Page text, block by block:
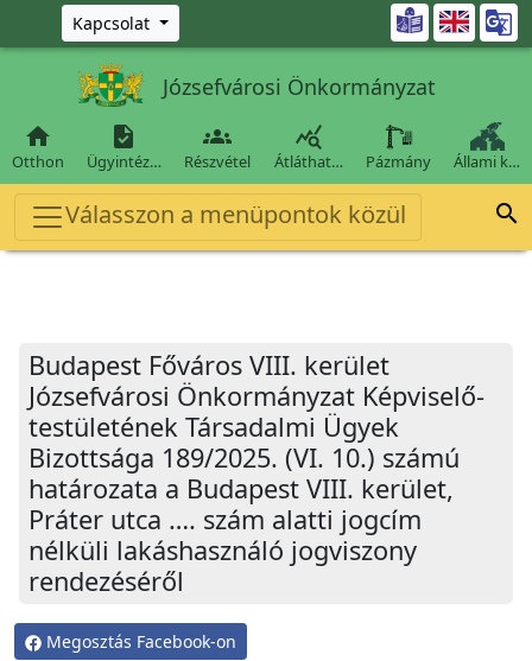
Ugrás a fő tartalomra
Kapcsolat 
Józsefvárosi Önkormányzat

Otthon

Ügyintéz…

Részvétel

Átláthat… Pázmány Állami k…
Válasszon a menüpontok közül 
Budapest Főváros VIII. kerület
Józsefvárosi Önkormányzat Képviselő-
testületének Társadalmi Ügyek
Bizottsága 189/2025. (VI. 10.) számú
határozata a Budapest VIII. kerület,
Práter utca …. szám alatti jogcím
nélküli lakáshasználó jogviszony
rendezéséről
Megosztás Facebook-on